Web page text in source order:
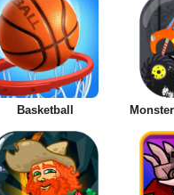
Basketball